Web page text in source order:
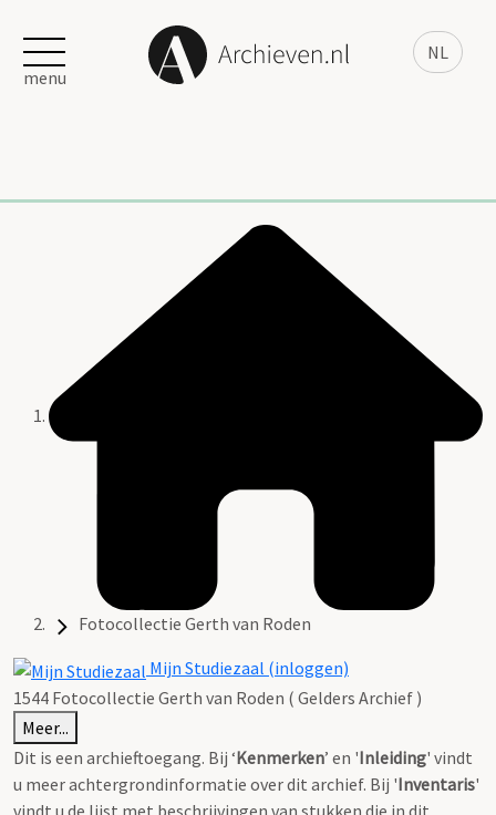
NL
menu
Fotocollectie Gerth van Roden
Mijn Studiezaal (inloggen)
1544 Fotocollectie Gerth van Roden ( Gelders Archief )
Meer...
Dit is een archieftoegang. Bij ‘Kenmerken’ en 'Inleiding' vindt
u meer achtergrondinformatie over dit archief. Bij 'Inventaris'
vindt u de lijst met beschrijvingen van stukken die in dit